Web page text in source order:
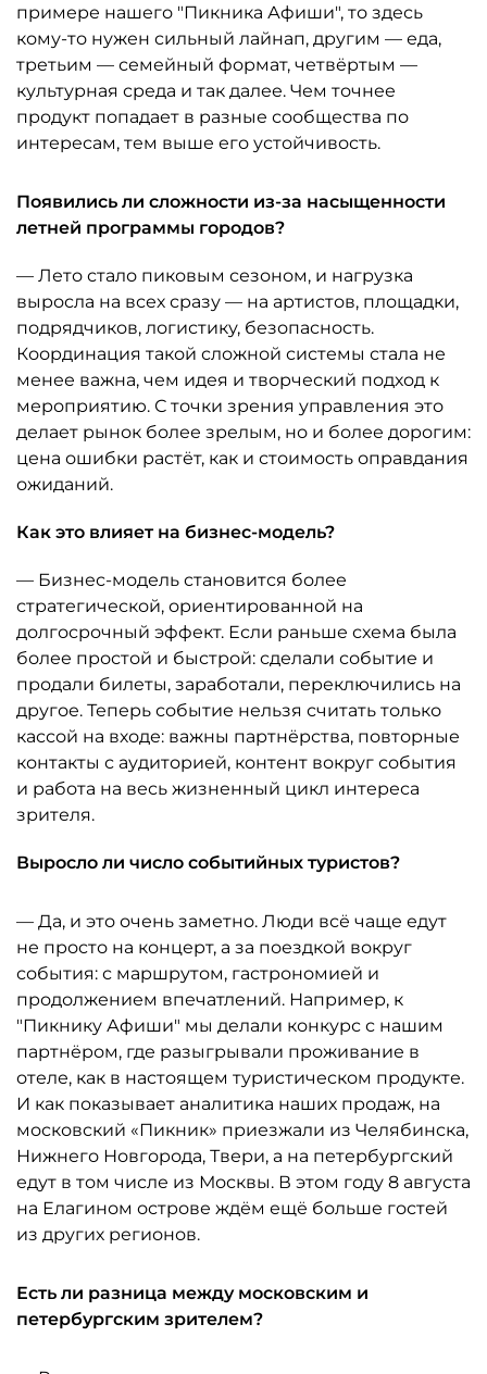
примере нашего "Пикника Афиши", то здесь
кому-то нужен сильный лайнап, другим — еда,
третьим — семейный формат, четвёртым —
культурная среда и так далее. Чем точнее
продукт попадает в разные сообщества по
интересам, тем выше его устойчивость.
Появились ли сложности из-за насыщенности
летней программы городов?
— Лето стало пиковым сезоном, и нагрузка
выросла на всех сразу — на артистов, площадки,
подрядчиков, логистику, безопасность.
Координация такой сложной системы стала не
менее важна, чем идея и творческий подход к
мероприятию. С точки зрения управления это
делает рынок более зрелым, но и более дорогим:
цена ошибки растёт, как и стоимость оправдания
ожиданий.
Как это влияет на бизнес-модель?
— Бизнес-модель становится более
стратегической, ориентированной на
долгосрочный эффект. Если раньше схема была
более простой и быстрой: сделали событие и
продали билеты, заработали, переключились на
другое. Теперь событие нельзя считать только
кассой на входе: важны партнёрства, повторные
контакты с аудиторией, контент вокруг события
и работа на весь жизненный цикл интереса
зрителя.
Выросло ли число событийных туристов?
— Да, и это очень заметно. Люди всё чаще едут
не просто на концерт, а за поездкой вокруг
события: с маршрутом, гастрономией и
продолжением впечатлений. Например, к
"Пикнику Афиши" мы делали конкурс с нашим
партнёром, где разыгрывали проживание в
отеле, как в настоящем туристическом продукте.
И как показывает аналитика наших продаж, на
московский «Пикник» приезжали из Челябинска,
Нижнего Новгорода, Твери, а на петербургский
едут в том числе из Москвы. В этом году 8 августа
на Елагином острове ждём ещё больше гостей
из других регионов.
Есть ли разница между московским и
петербургским зрителем?